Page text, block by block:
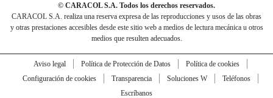
© CARACOL S.A. Todos los derechos reservados.
CARACOL S.A. realiza una reserva expresa de las reproducciones y usos de las obras
y otras prestaciones accesibles desde este sitio web a medios de lectura mecánica u otros
medios que resulten adecuados.
Aviso legal Política de Protección de Datos
Política de cookies
Configuración de cookies
Transparencia Soluciones W
Teléfonos
Escríbanos